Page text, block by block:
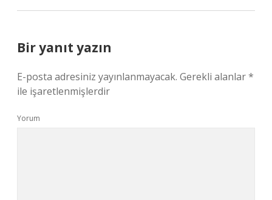
Bir yanıt yazın
E-posta adresiniz yayınlanmayacak. Gerekli alanlar*
ile işaretlenmişlerdir
Yorum